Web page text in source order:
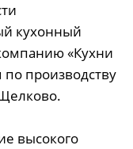
кухонный
«Кухни
по производству
высокого